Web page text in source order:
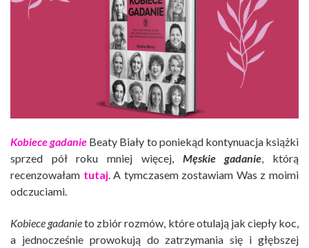
Kobiece gadanie Beaty Biały to poniekąd kontynuacja książki
sprzed pół roku mniej więcej, Męskie gadanie, którą
recenzowałam tutaj. A tymczasem zostawiam Was z moimi
odczuciami.
Kobiece gadanieto zbiór rozmów, które otulają jak ciepły koc,
a jednocześnie prowokują do zatrzymania się i głębszej